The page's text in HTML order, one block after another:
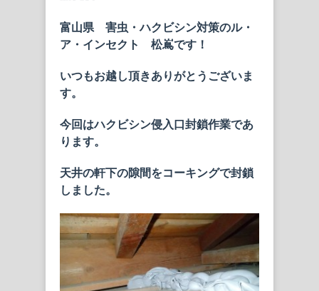
富山県 害虫・ハクビシン対策のル・
ア・インセクト 松嶌です！
いつもお越し頂きありがとうございま
す。
今回はハクビシン侵入口封鎖作業であ
ります。
天井の軒下の隙間をコーキングで封鎖
しました。